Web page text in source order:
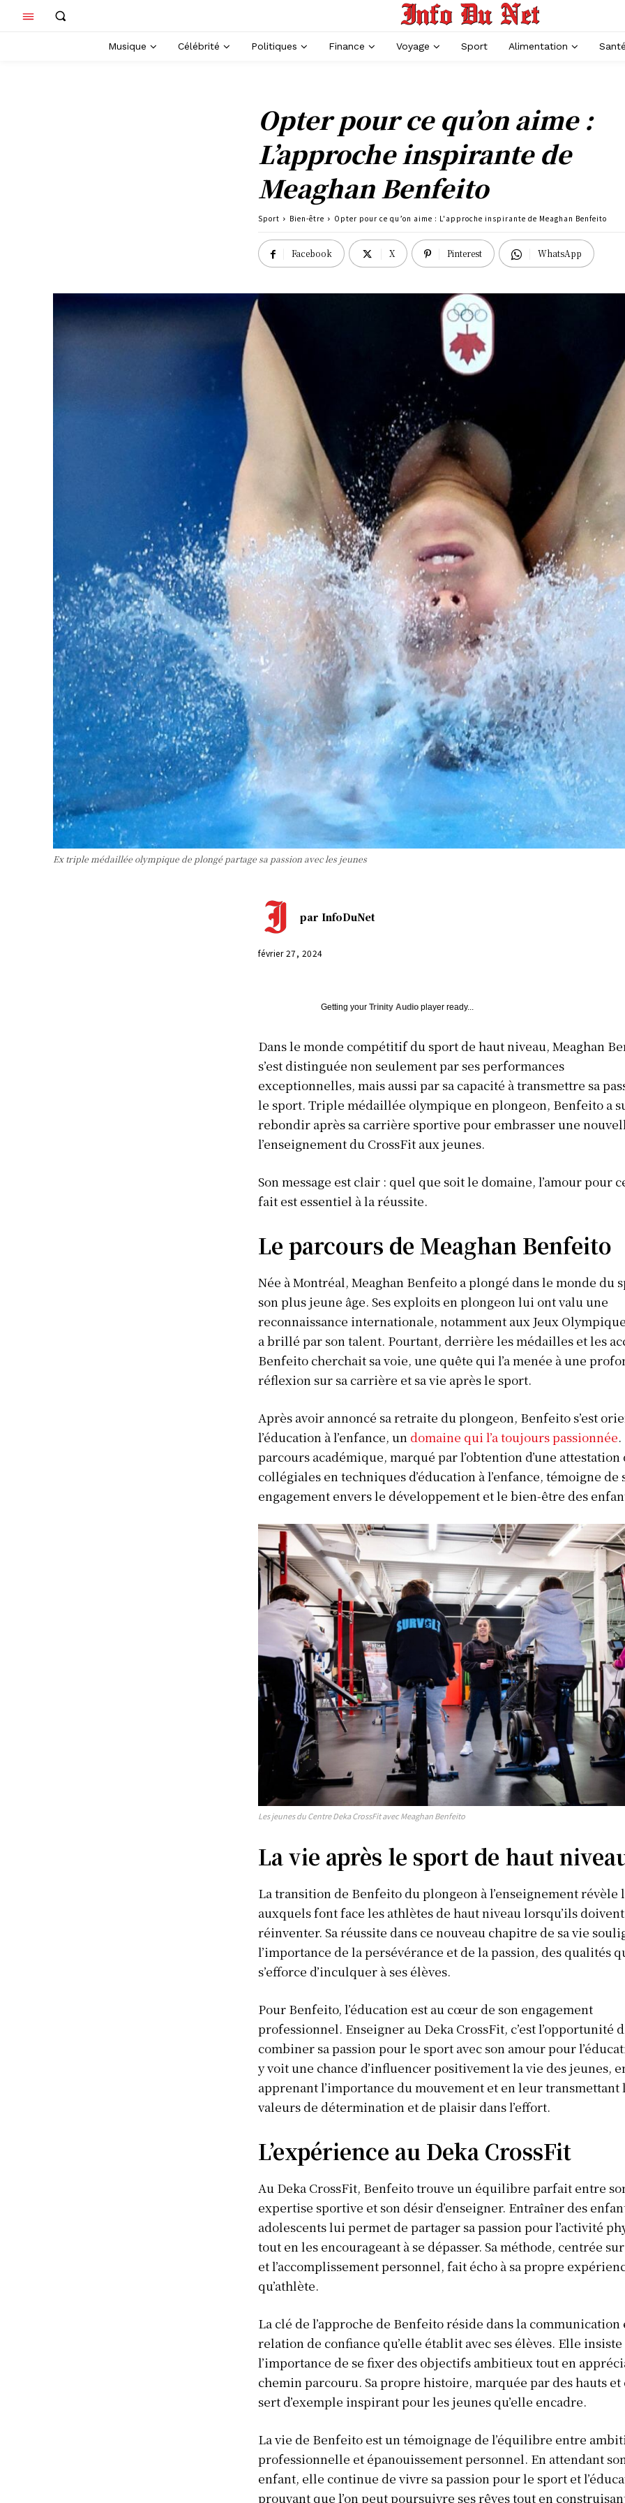
S'ABONNER
Info Du Net
Mon compte
Afrique
Amériques
Europe
Asie
Musique Célébrité Politiques Finance Voyage Sport Alimentation
Opter pour ce qu’on aime :
L’approche inspirante de
Meaghan Benfeito
Sport Bien-être Opter pour ce qu’on aime : L'approche inspirante de Meaghan Benfeito
Facebook X Pinterest WhatsApp
Ex triple médaillée olympique de plongé partage sa passion avec les jeunes
par InfoDuNet
février 27, 2024
Getting your Trinity Audioplayer ready...
Dans le monde compétitif du sport de haut niveau, Meaghan
s’est distinguée non seulement par ses performances
exceptionnelles, mais aussi par sa capacité à transmettre sa
le sport. Triple médaillée olympique en plongeon, Benfeito a
rebondir après sa carrière sportive pour embrasser une
l’enseignement du CrossFit aux jeunes.
Son message est clair : quel que soit le domaine, l’amour pour
fait est essentiel à la réussite.
Le parcours de Meaghan Benfeito
Née à Montréal, Meaghan Benfeito a plongé dans le monde du
son plus jeune âge. Ses exploits en plongeon lui ont valu une
reconnaissance internationale, notamment aux Jeux
a brillé par son talent. Pourtant, derrière les médailles et les
Benfeito cherchait sa voie, une quête qui l’a menée à une
réflexion sur sa carrière et sa vie après le sport.
Après avoir annoncé sa retraite du plongeon, Benfeito s’est
l’éducation à l’enfance, un domaine qui l’a toujours passionnée.
parcours académique, marqué par l’obtention d’une attestation
collégiales en techniques d’éducation à l’enfance, témoigne de
engagement envers le développement et le bien-être des
Les jeunes du Centre Deka CrossFit avec Meaghan Benfeito
La vie après le sport de haut
La transition de Benfeito du plongeon à l’enseignement révèle
auxquels font face les athlètes de haut niveau lorsqu’ils
réinventer. Sa réussite dans ce nouveau chapitre de sa vie
l’importance de la persévérance et de la passion, des qualités
s’efforce d’inculquer à ses élèves.
Pour Benfeito, l’éducation est au cœur de son engagement
professionnel. Enseigner au Deka CrossFit, c’est l’opportunité
combiner sa passion pour le sport avec son amour pour
y voit une chance d’influencer positivement la vie des jeunes,
apprenant l’importance du mouvement et en leur transmettant
valeurs de détermination et de plaisir dans l’effort.
L’expérience au Deka CrossFit
Au Deka CrossFit, Benfeito trouve un équilibre parfait entre
expertise sportive et son désir d’enseigner. Entraîner des
adolescents lui permet de partager sa passion pour l’activité
tout en les encourageant à se dépasser. Sa méthode, centrée
et l’accomplissement personnel, fait écho à sa propre
qu’athlète.
La clé de l’approche de Benfeito réside dans la communication
relation de confiance qu’elle établit avec ses élèves. Elle
l’importance de se fixer des objectifs ambitieux tout en
chemin parcouru. Sa propre histoire, marquée par des hauts et
sert d’exemple inspirant pour les jeunes qu’elle encadre.
La vie de Benfeito est un témoignage de l’équilibre entre
professionnelle et épanouissement personnel. En attendant
enfant, elle continue de vivre sa passion pour le sport et
prouvant que l’on peut poursuivre ses rêves tout en